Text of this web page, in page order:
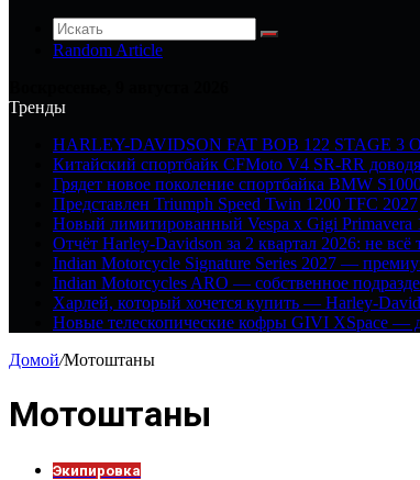
Random Article
Тренды
HARLEY-DAVIDSON FAT BOB 122
Китайский спортбайк CFMoto V4 SR-RR
Грядет новое поколение спортбайка BMW
Представлен Triumph Speed Twin 1200 TFC 2027
Новый лимитированный Vespa x Gigi Primavera
Отчёт Harley-Davidson за 2 квартал 2026: не
Indian Motorcycle Signature Series 2027 —
Indian Motorcycles ARO — собственное
Харлей, который хочется купить — Harley-
Новые телескопические кофры GIVI XSpace —
Домой/Мотоштаны
Мотоштаны
Экипировка